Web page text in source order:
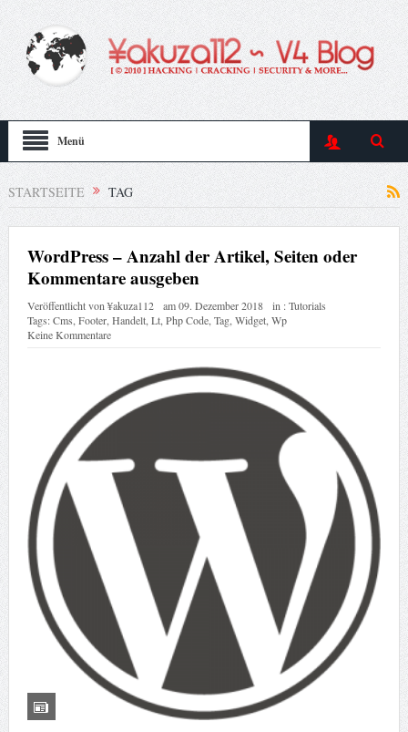
Menü
STARTSEITE TAG
WordPress – Anzahl der Artikel, Seiten oder
Kommentare ausgeben
Veröffentlicht von¥akuza112 am09. Dezember 2018 in :Tutorials
Tags:Cms Footer, Handelt, Lt, Php Code, Tag, Widget, Wp
Keine Kommentare